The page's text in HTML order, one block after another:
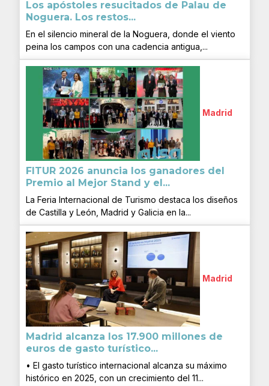
Los apóstoles resucitados de Palau de
Noguera. Los restos...
En el silencio mineral de la Noguera, donde el viento
peina los campos con una cadencia antigua,...
Madrid
FITUR 2026 anuncia los ganadores del
Premio al Mejor Stand y el...
La Feria Internacional de Turismo destaca los diseños
de Castilla y León, Madrid y Galicia en la...
Madrid
Madrid alcanza los 17.900 millones de
euros de gasto turístico...
• El gasto turístico internacional alcanza su máximo
histórico en 2025, con un crecimiento del 11...